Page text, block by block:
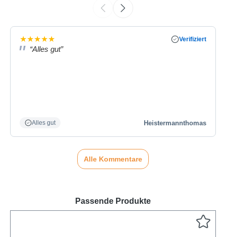
★★★★★ Verifiziert
“Alles gut”
Alles gut Heistermannthomas
Alle Kommentare
Passende Produkte